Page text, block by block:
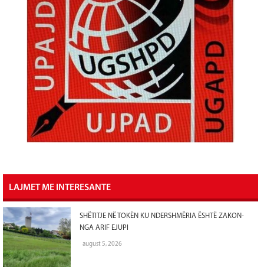
LAJMET ME INTERESANTE
SHËTITJE NË TOKËN KU NDERSHMËRIA ËSHTË ZAKON-
NGA ARIF EJUPI
august 5, 2026